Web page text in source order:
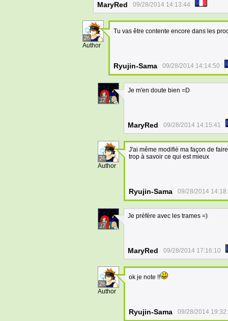
MaryRed 09/28/2014 14:13:44
26
Author
Tu vas être contente encore dans les
Ryujin-Sama 09/28/2014 14:14:50
37
Je m'en doute bien =D
MaryRed 09/28/2014 14:15:41
26
Author
J'ai même modifié ma façon de
trop à savoir ce qui est mieux
Ryujin-Sama 09/28/2014
37
Je préfère avec les trames =)
MaryRed 09/28/2014 17:16:10
26
Author
ok je note !!
Ryujin-Sama 09/28/2014